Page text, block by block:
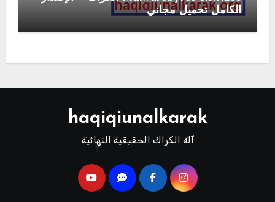
الكامل تحميل مجاني
haqiqiunalkarak
آلة الكراك الحقيقية النهائية